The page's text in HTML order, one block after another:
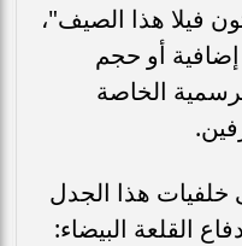
فيلا هذا الصيف"،
أو حجم
الخاصة
هذا الجدل
القلعة البيضاء: